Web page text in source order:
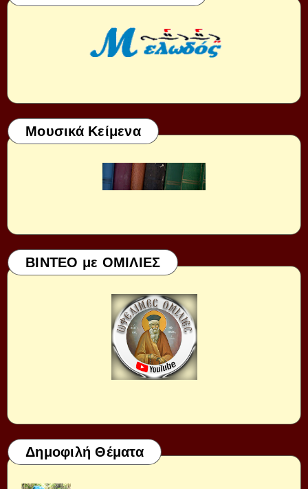
Μουσικά Κείμενα
ΒΙΝΤΕΟ με ΟΜΙΛΙΕΣ
Δημοφιλή Θέματα